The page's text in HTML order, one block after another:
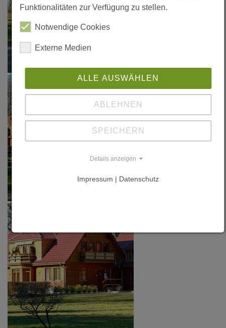
Links
Funktionalitäten zur Verfügung zu stellen.
Notwendige Cookies
Externe Medien
ALLE AUSWÄHLEN
ABLEHNEN
SPEICHERN
Details anzeigen
Impressum | Datenschutz